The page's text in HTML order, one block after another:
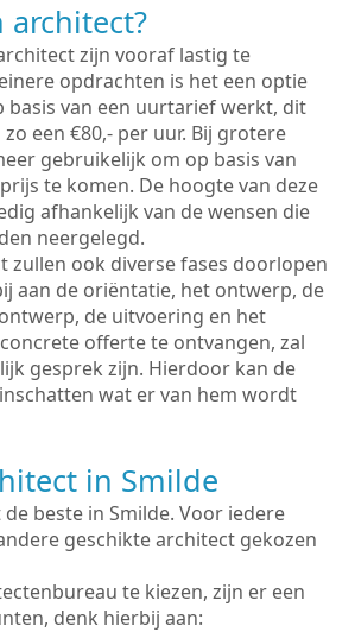
architect?
zijn vooraf lastig te
opdrachten is het een optie
basis van een uurtarief werkt, dit
een €80,- per uur. Bij grotere
gebruikelijk om op basis van
te komen. De hoogte van deze
afhankelijk van de wensen die
neergelegd.
zullen ook diverse fases doorlopen
aan de oriëntatie, het ontwerp, de
de uitvoering en het
offerte te ontvangen, zal
gesprek zijn. Hierdoor kan de
wat er van hem wordt
in Smilde
beste in Smilde. Voor iedere
geschikte architect gekozen
te kiezen, zijn er een
denk hierbij aan: